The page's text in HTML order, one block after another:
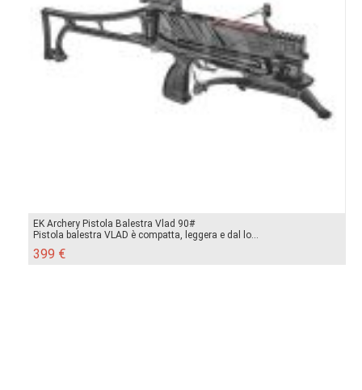
EK Archery Pistola Balestra Vlad 90#
Pistola balestra VLAD è compatta, leggera e dal lo...
399 €